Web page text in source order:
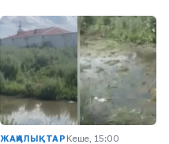
ЖАҢАЛЫҚТАР Кеше, 15:00